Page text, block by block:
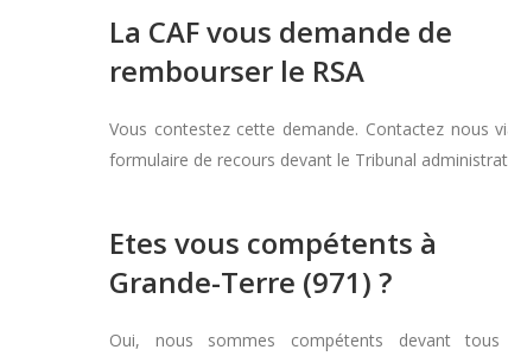
La CAF vous demande de
rembourser le RSA
Vous contestez cette demande. Contactez nous
formulaire de recours devant le Tribunal
Etes vous compétents à
Grande-Terre (971) ?
Oui, nous sommes compétents devant tous